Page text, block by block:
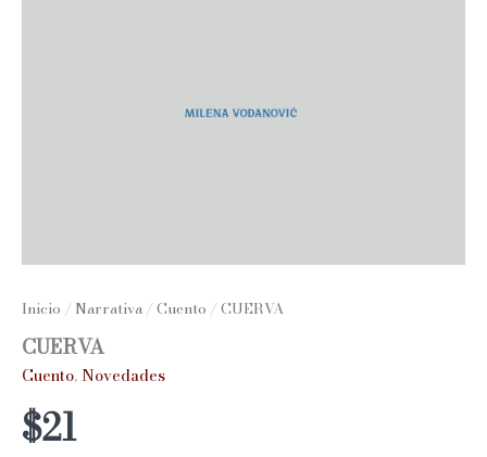
Inicio / Narrativa /Cuento / CUERVA
CUERVA
Cuento,Novedades
$21